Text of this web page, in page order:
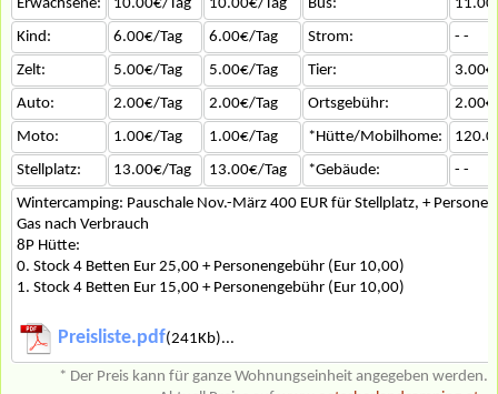
Erwachsene: 10.00€/Tag 10.00€/Tag Bus:
Kind:
6.00€/Tag 6.00€/Tag Strom:
- -
Zelt:
5.00€/Tag 5.00€/Tag Tier:
Auto:
2.00€/Tag 2.00€/Tag Ortsgebühr:
Moto:
1.00€/Tag 1.00€/Tag *Hütte/Mobilhome:
Stellplatz:
13.00€/Tag 13.00€/Tag *Gebäude:
- -
Wintercamping: Pauschale Nov.-März 400 EUR für Stellplatz, +
Gas nach Verbrauch
8P Hütte:
0. Stock 4 Betten Eur 25,00 + Personengebühr (Eur 10,00)
1. Stock 4 Betten Eur 15,00 + Personengebühr (Eur 10,00)
Preisliste.pdf(241Kb)...
* Der Preis kann für ganze Wohnungseinheit angegeben werden.